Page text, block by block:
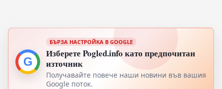
G
БЪРЗА НАСТРОЙКА В GOOGLE
Изберете Pogled.info като предпочитан
източник
Получавайте повече наши новини във вашия
Google поток.